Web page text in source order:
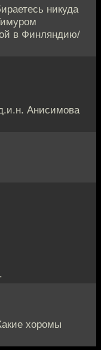
никуда
в Финляндию/
Анисимова
хоромы